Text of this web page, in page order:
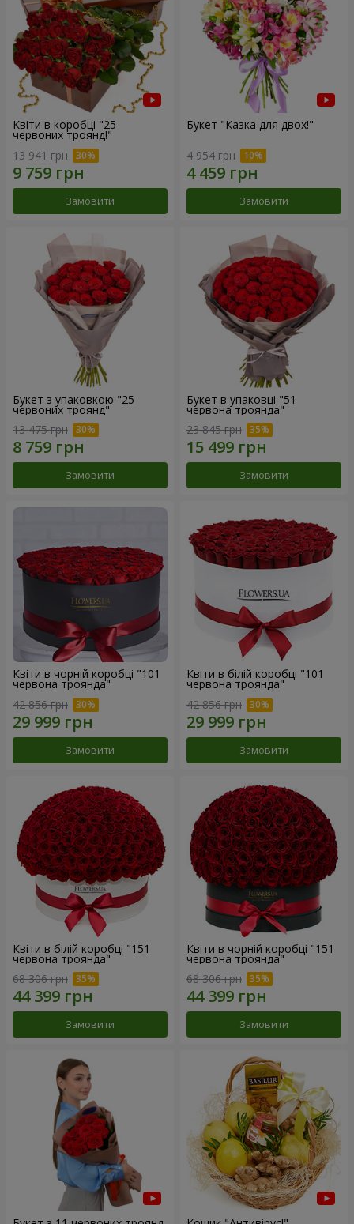
Квіти в коробці "25
червоних троянд!"
13 941 грн
Замовити
Букет "Казка для двох!"
4 954 грн
Замовити
Букет з упаковкою "25
червоних троянд"
13 475 грн
Замовити
Букет в упаковці "51
червона троянда"
23 845 грн
Замовити
Квіти в чорній коробці "101
червона троянда"
42 856 грн
Замовити
Квіти в білій коробці "101
червона троянда"
42 856 грн
Замовити
Квіти в білій коробці "151
червона троянда"
68 306 грн
Замовити
Квіти в чорній коробці "151
червона троянда"
68 306 грн
Замовити